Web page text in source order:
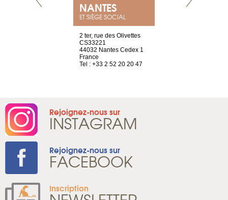
NANTES
ET SIÈGE SOCIAL
2 ter, rue des Olivettes
CS33221
44032 Nantes Cedex 1
France
Tel : +33 2 52 20 20 47
Rejoignez-nous sur
INSTAGRAM
Rejoignez-nous sur
FACEBOOK
Inscription